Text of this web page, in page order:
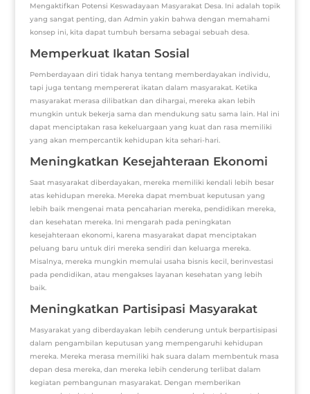
Mengaktifkan Potensi Keswadayaan Masyarakat Desa. Ini adalah topik
yang sangat penting, dan Admin yakin bahwa dengan memahami
konsep ini, kita dapat tumbuh bersama sebagai sebuah desa.
Memperkuat Ikatan Sosial
Pemberdayaan diri tidak hanya tentang memberdayakan individu,
tapi juga tentang mempererat ikatan dalam masyarakat. Ketika
masyarakat merasa dilibatkan dan dihargai, mereka akan lebih
mungkin untuk bekerja sama dan mendukung satu sama lain. Hal ini
dapat menciptakan rasa kekeluargaan yang kuat dan rasa memiliki
yang akan mempercantik kehidupan kita sehari-hari.
Meningkatkan Kesejahteraan Ekonomi
Saat masyarakat diberdayakan, mereka memiliki kendali lebih besar
atas kehidupan mereka. Mereka dapat membuat keputusan yang
lebih baik mengenai mata pencaharian mereka, pendidikan mereka,
dan kesehatan mereka. Ini mengarah pada peningkatan
kesejahteraan ekonomi, karena masyarakat dapat menciptakan
peluang baru untuk diri mereka sendiri dan keluarga mereka.
Misalnya, mereka mungkin memulai usaha bisnis kecil, berinvestasi
pada pendidikan, atau mengakses layanan kesehatan yang lebih
baik.
Meningkatkan Partisipasi Masyarakat
Masyarakat yang diberdayakan lebih cenderung untuk berpartisipasi
dalam pengambilan keputusan yang mempengaruhi kehidupan
mereka. Mereka merasa memiliki hak suara dalam membentuk masa
depan desa mereka, dan mereka lebih cenderung terlibat dalam
kegiatan pembangunan masyarakat. Dengan memberikan